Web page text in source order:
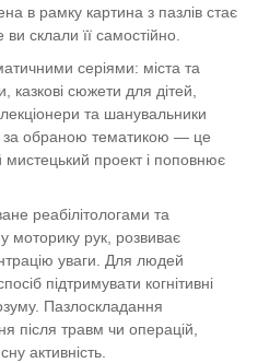
в рамку картина з пазлів стає
склали її самостійно.
серіями: міста та
казкові сюжети для дітей,
та шанувальники
за обраною тематикою — це
проект і поповнює
реабілітологами та
моторику рук, розвиває
уваги. Для людей
підтримувати когнітивні
Пазлоскладання
після травм чи операцій,
активність.